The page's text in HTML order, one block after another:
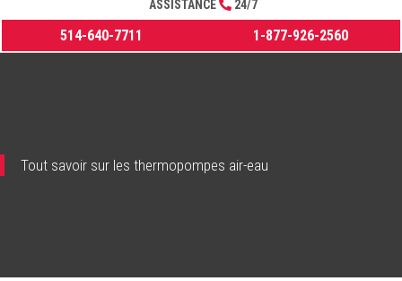
ASSISTANCE 24/7
514-640-7711 1-877-926-2560
Tout savoir sur les thermopompes air-eau